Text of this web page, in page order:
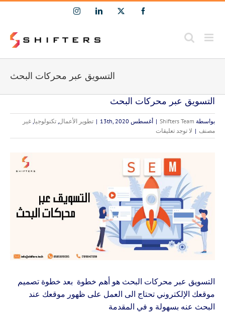
Facebook
X
LinkedIn
Instagram
التسويق عبر محركات البحث
التسويق عبر محركات البحث
بواسطة Shifters Team
| أغسطس 13th, 2020 | تطوير الأعمال, تكنولوجيا, غير
مصنف | لا توجد تعليقات
أكبر
التسويق عبر محركات البحث هو أهم خطوة بعد خطوة تصميم
موقعك الإلكتروني تحتاج الى العمل على ظهور موقعك عند
البحث عنه بسهولة و في المقدمة